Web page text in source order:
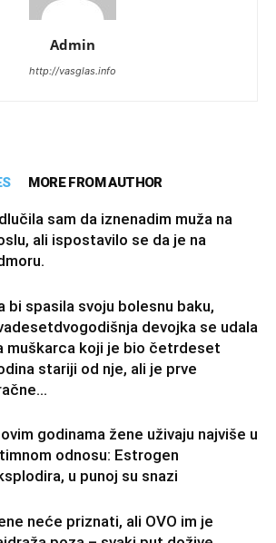
Admin
http://vasglas.info
MORE FROM AUTHOR
sam da iznenadim muža na
ali ispostavilo se da je na
bi spasila svoju bolesnu baku,
devojka se udala
muškarca koji je bio četrdeset
stariji od nje, ali je prve
ovim godinama žene uživaju najviše u
odnosu: Estrogen
u punoj su snazi
neće priznati, ali OVO im je